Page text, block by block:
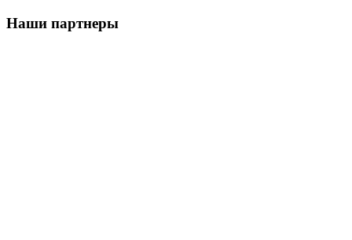
Наши партнеры